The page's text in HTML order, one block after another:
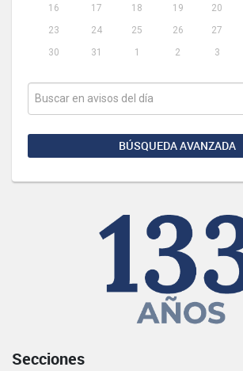
16
17 18 19 20
23
24 25 26 27
30
31 1 2 3
BÚSQUEDA AVANZADA
Secciones